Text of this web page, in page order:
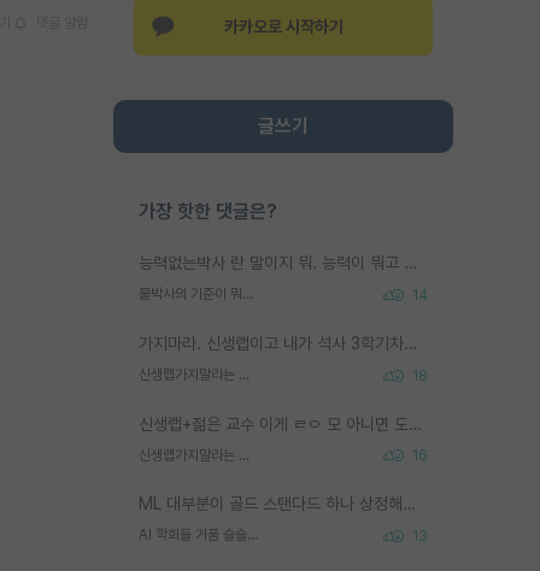
카카오로 시작하기
글쓰기
가장 핫한 댓글은?
능력없는박사 란 말이지 뭐. 능력이 뭐고 능력이 있다는게 뭔지는 사람마다 기준이 다르니까 얘기해봐야 서로 자기 기준만 얘기해서 논쟁이 끝이 안나고. 주위에서 능력있고 야심있는 신입생이 교수가 유의미한 피드백을 아예 안주면서 제대로된 과제에 참여해볼 기회도 제공하지 않고 잡일 뺑뺑이만 돌려서 맨날 단순작업만 하면서 밤새다가 눈빛이 점점 죽어가는걸 본 사람은 물박사는 교수탓이라고 하고, 교수는 이것저것 알려도 주고 기회도 주고 사수 동기 붙여주면서 어떻게든 끌고가려고 하는데 본인이 매일 뺀질거리면서 출근 하는둥마는둥 하다가 기껏 와서도 폰이나 쳐다보다가 실험 망치고 저녁약속있어서 먼저 가볼게요~ 하는걸 본 사람은 물박사는 본인탓이라고 함.
물박사의 기준이 뭐임? 14
가지마라. 신생랩이고 내가 석사 3학기차인데 최고참인데 나도 아무것도 모르는데 교수가 후배들 왜 논문 교육 안시키냐. 논문 왜 안 써오냐 닦달한다
신생랩가지말라는 이유가 있었구나 18
신생랩+젊은 교수 이게 ㄹㅇ 모 아니면 도인듯.
신생랩가지말라는 이유가 있었구나 16
ML 대부분이 골드 스탠다드 하나 상정해놓고 (벤치마크 데이터셋이 여러 개면 여러 개 상정) 그거 얼마나 잘 맞추나 싸움임 가끔 번뜩이는 설계 철학을 보여주는 논문들도 있지만 대부분 그거 성적 얼마나 더 올리느라에 혈안이 되어 있는 측면이 잇음
AI 학회들 거품 슬슬 지적이 나오네요 13